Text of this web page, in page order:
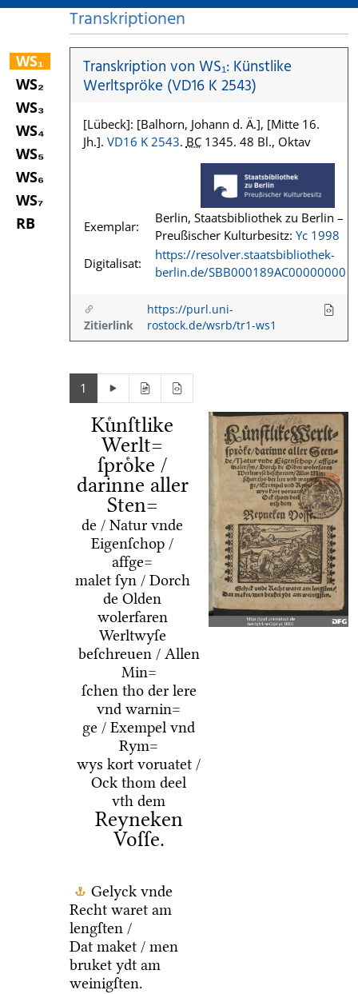
WS₁
WS₂
WS₃
WS₄
WS₅
WS₆
WS₇
RB
Transkriptionen
Transkription von WS₁: Künstlike
Werltspröke (VD16 K 2543)
[Lübeck]: [Balhorn, Johann d. Ä.], [Mitte 16.
Jh.]. VD16 K 2543. BC1345. 48 Bl., Oktav
Exemplar:
Berlin, Staatsbibliothek zu Berlin –
Preußischer Kulturbesitz: Yc 1998
Digitalisat:
https://resolver.staatsbibliothek-
berlin.de/SBB000189AC00000000
Zitierlink
https://purl.uni-
rostock.de/wsrb/tr1-ws1
1
Kuͤnſtlike
Werlt=
ſproͤke /
darinne aller
Sten=
de / Natur vnde
Eigenſchop /
affge=
malet ſyn / Dorch
de Olden
wolerfaren
Werltwyſe
beſchreuen / Allen
Min=
ſchen tho der lere
vnd warnin=
ge / Exempel vnd
Rym=
wys kort voruatet /
Ock thom deel
vth dem
Reyneken
Voſſe.
Gelyck vnde
Recht waret am
lengſten /
Dat maket / men
bruket ydt am
weinigſten.